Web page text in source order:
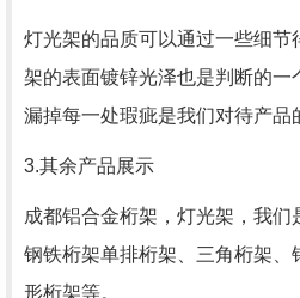
灯光架的品质可以通过一些细节
架的表面镀锌光泽也是判断的一
漏掉每一处瑕疵是我们对待产品
3.其余产品展示
成都铝合金桁架，灯光架，我
钢铁桁架单排桁架、三角桁架、
形桁架等。